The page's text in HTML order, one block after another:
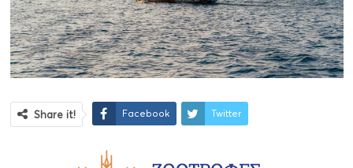
Share it! Facebook Twitter